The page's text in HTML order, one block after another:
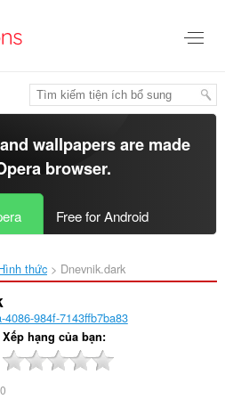
wallpapers are made
browser.
Free for Android
thức Dnevnik.dark‎
4086-984f-7143ffb7ba83
Xếp hạng của bạn
0